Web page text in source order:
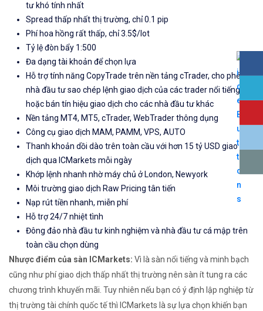
tư khó tính nhất
Spread thấp nhất thị trường, chỉ 0.1 pip
Phí hoa hồng rất thấp, chỉ 3.5$/lot
Tỷ lệ đòn bẩy 1:500
Đa dạng tài khoản để chọn lựa
Hỗ trợ tính năng CopyTrade trên nền tảng cTrader, cho phép
nhà đầu tư sao chép lệnh giao dịch của các trader nổi tiếng
hoặc bán tín hiệu giao dịch cho các nhà đầu tư khác
Nền tảng MT4, MT5, cTrader, WebTrader thông dụng
Công cụ giao dịch MAM, PAMM, VPS, AUTO
Thanh khoản dồi dào trên toàn cầu với hơn 15 tỷ USD giao
dịch qua ICMarkets mỗi ngày
Khớp lệnh nhanh nhờ máy chủ ở London, Newyork
Môi trường giao dịch Raw Pricing tân tiến
Nạp rút tiền nhanh, miễn phí
Hỗ trợ 24/7 nhiệt tình
Đông đảo nhà đầu tư kinh nghiệm và nhà đầu tư cá mập trên
toàn cầu chọn dùng
Nhược điểm của sàn ICMarkets: Vì là sàn nổi tiếng và minh bạch
cũng như phí giao dịch thấp nhất thị trường nên sàn ít tung ra các
chương trình khuyến mãi. Tuy nhiên nếu bạn có ý định lập nghiệp từ
thị trường tài chính quốc tế thì ICMarkets là sự lựa chọn khiến bạn